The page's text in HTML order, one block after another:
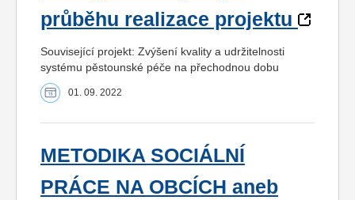
průběhu realizace projektu
Související projekt: Zvýšení kvality a udržitelnosti
systému pěstounské péče na přechodnou dobu
01. 09. 2022
METODIKA SOCIÁLNÍ
PRÁCE NA OBCÍCH aneb